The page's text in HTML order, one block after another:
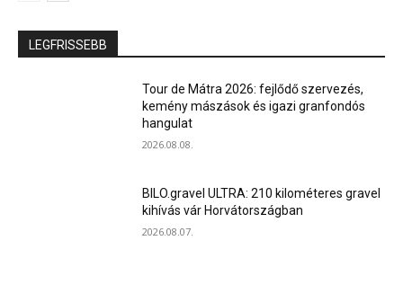
LEGFRISSEBB
Tour de Mátra 2026: fejlődő szervezés,
kemény mászások és igazi granfondós
hangulat
2026.08.08.
BILO.gravel ULTRA: 210 kilométeres gravel
kihívás vár Horvátországban
2026.08.07.